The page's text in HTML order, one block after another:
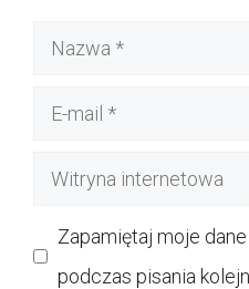
Nazwa
Witryna
Zapamiętaj moje
podczas pisania